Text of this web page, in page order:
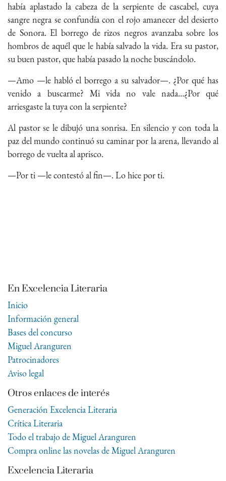
había aplastado la cabeza de la serpiente de cascabel, cuya
sangre negra se confundía con el rojo amanecer del desierto
de Sonora. El borrego de rizos negros avanzaba sobre los
hombros de aquél que le había salvado la vida. Era su pastor,
su buen pastor, que había pasado la noche buscándolo.
—Amo —le habló el borrego a su salvador—. ¿Por qué has
venido a buscarme? Mi vida no vale nada…¿Por qué
arriesgaste la tuya con la serpiente?
Al pastor se le dibujó una sonrisa. En silencio y con toda la
paz del mundo continuó su caminar por la arena, llevando al
borrego de vuelta al aprisco.
—Por ti —le contestó al fin—. Lo hice por ti.
En Excelencia Literaria
Inicio
Información general
Bases del concurso
Miguel Aranguren
Patrocinadores
Aviso legal
Otros enlaces de interés
Generación Excelencia Literaria
Crítica Literaria
Todo el trabajo de Miguel Aranguren
Compra online las novelas de Miguel Aranguren
Excelencia Literaria